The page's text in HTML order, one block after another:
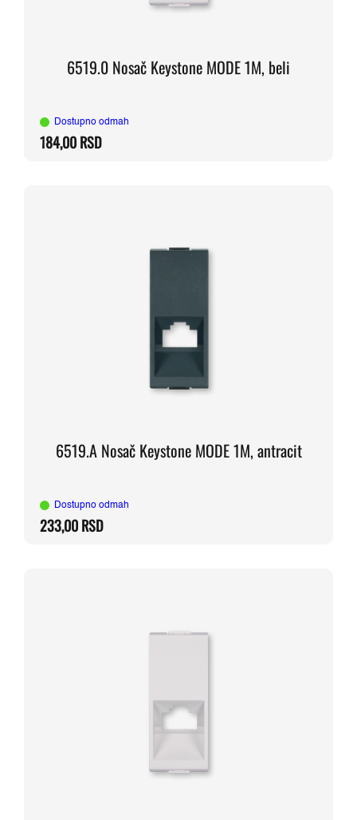
6519.0 Nosač Keystone MODE 1M, beli
Dostupno odmah
184,00RSD
6519.A Nosač Keystone MODE 1M, antracit
Dostupno odmah
233,00RSD